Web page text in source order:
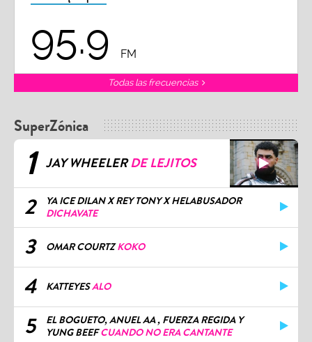
95.9 FM
Todas las frecuencias
SuperZónica
1 JAY WHEELERDE LEJITOS
2
YA ICE DILAN X REY TONY X HELABUSADOR
DICHAVATE
3 OMAR COURTZKOKO
4 KATTEYESALO
5
EL BOGUETO, ANUEL AA , FUERZA REGIDA Y
YUNG BEEFCUANDO NO ERA CANTANTE